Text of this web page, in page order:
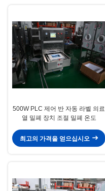
500W PLC 제어 반 자동 라벨 의료
열 밀폐 장치 조절 밀폐 온도
최고의 가격을 얻으십시오